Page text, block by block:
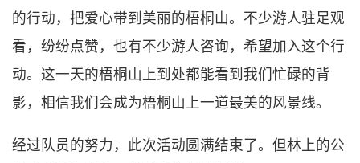
的行动，把爱心带到美丽的梧桐山。不少游人驻足观
看，纷纷点赞，也有不少游人咨询，希望加入这个行
动。这一天的梧桐山上到处都能看到我们忙碌的背
影，相信我们会成为梧桐山上一道最美的风景线。
经过队员的努力，此次活动圆满结束了。但林上的公